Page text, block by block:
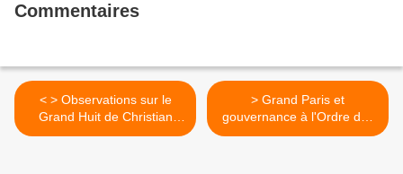
Commentaires
< > Observations sur le
Grand Huit de Christian
Blanc, par Jean Vivier
> Grand Paris et
gouvernance à l'Ordre des
architectes >